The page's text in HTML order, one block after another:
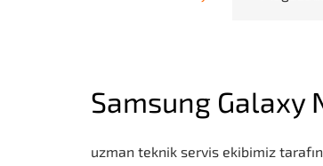
Samsung Galaxy
uzman teknik servis ekibimiz